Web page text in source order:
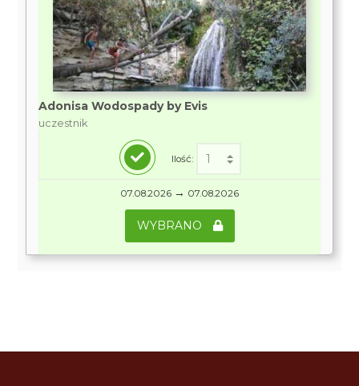
Adonisa Wodospady by Evis
uczestnik
Ilość:
07.08.2026 → 07.08.2026
WYBRANO